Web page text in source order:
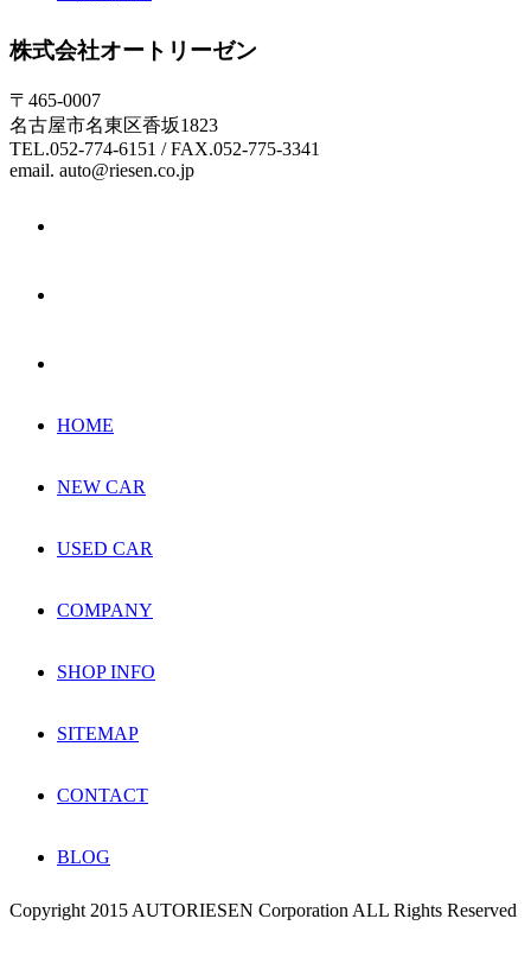
株式会社オートリーゼン
〒465-0007
名古屋市名東区香坂1823
TEL.052-774-6151 / FAX.052-775-3341
email. auto@riesen.co.jp
HOME
NEW CAR
USED CAR
COMPANY
SHOP INFO
SITEMAP
CONTACT
BLOG
Copyright 2015 AUTORIESEN Corporation ALL Rights Reserved